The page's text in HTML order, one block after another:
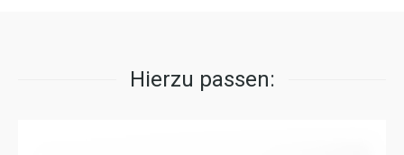
Hierzu passen: